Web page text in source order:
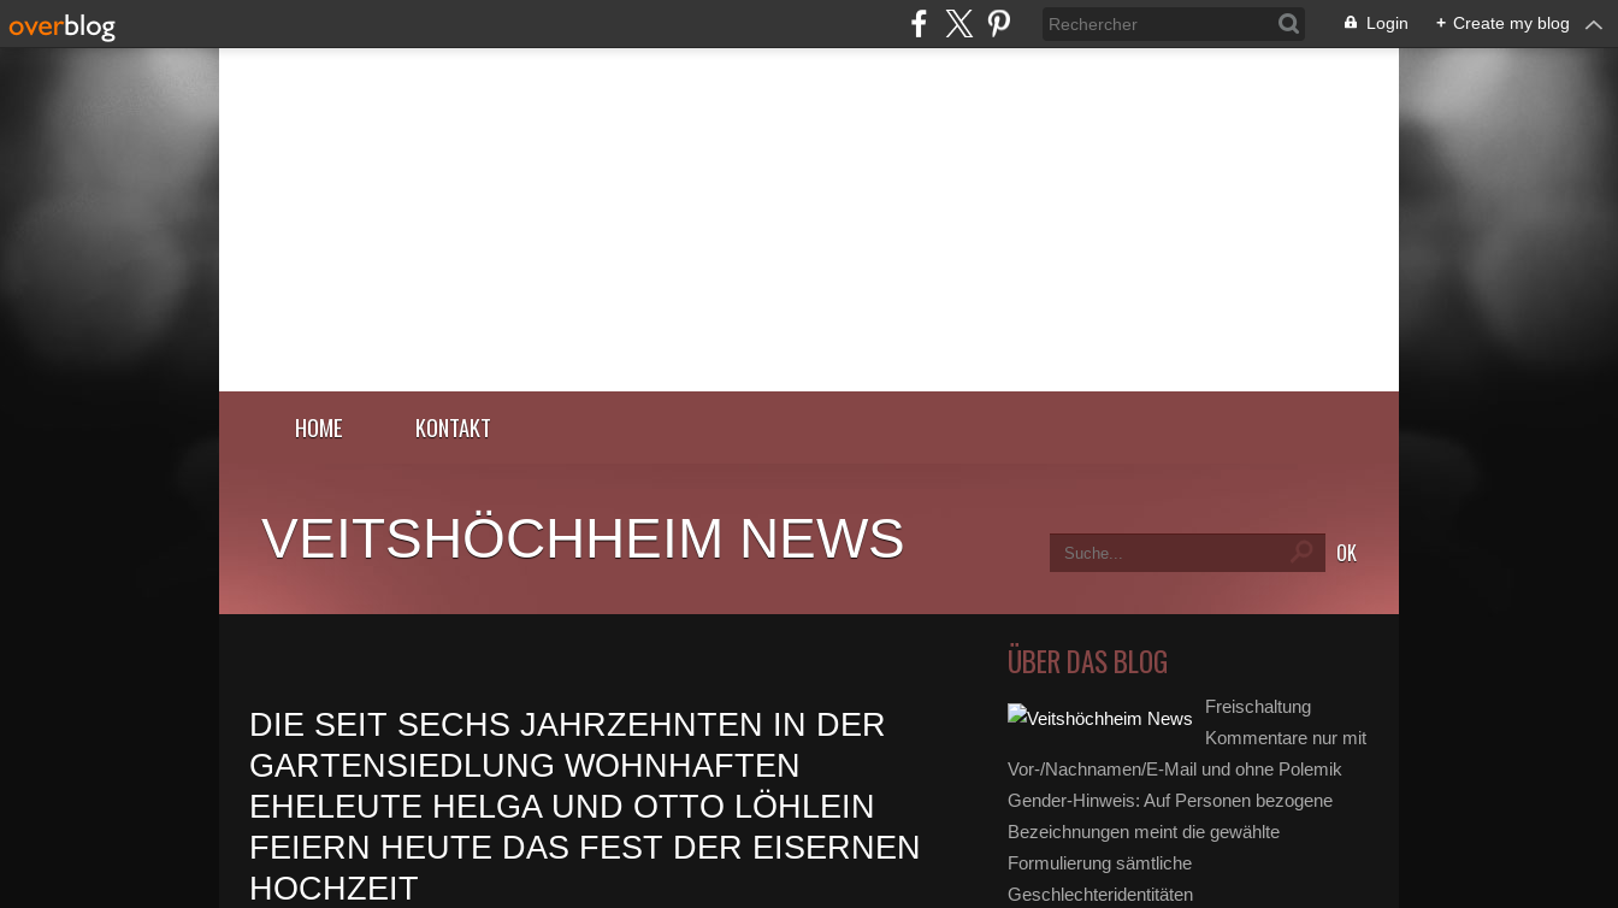
Login + Create my blog
HOME KONTAKT
VEITSHÖCHHEIM NEWS
DIE SEIT SECHS JAHRZEHNTEN IN DER
GARTENSIEDLUNG WOHNHAFTEN
EHELEUTE HELGA UND OTTO LÖHLEIN
FEIERN HEUTE DAS FEST DER EISERNEN
HOCHZEIT
ÜBER DAS BLOG
Freischaltung
Kommentare nur mit
Vor-/Nachnamen/E-Mail und ohne Polemik
Gender-Hinweis: Auf Personen bezogene
Bezeichnungen meint die gewählte
Formulierung sämtliche
Geschlechteridentitäten